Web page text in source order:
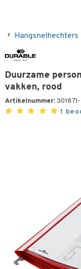
Hangsnelhechters
Duurzame
vakken, rood
Artikelnummer:
1